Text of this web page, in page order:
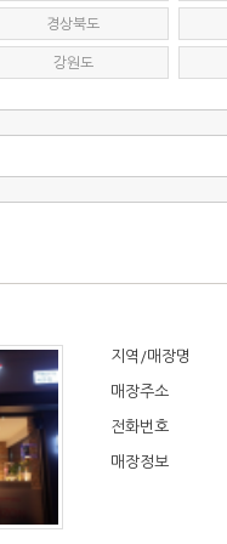
경상북도
강원도
지역/매장명
매장주소
전화번호
매장정보